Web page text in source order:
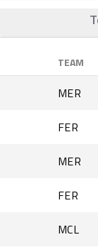
TEAM
MER
FER
MER
FER
MCL